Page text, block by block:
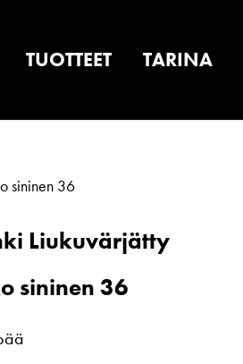
TUOTTEET TARINA
sininen 36
Liukuvärjätty
sininen 36